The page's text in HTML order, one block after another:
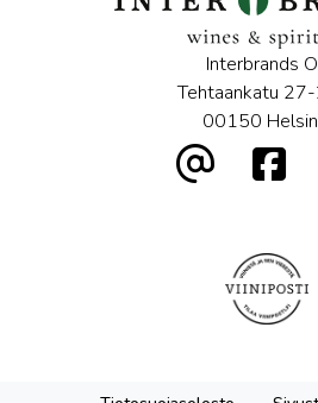
Interbrands
Tehtaankatu
00150